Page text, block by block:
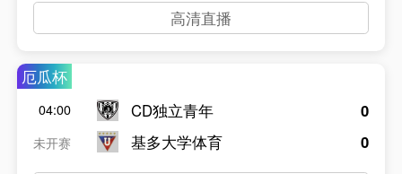
高清直播
厄瓜杯
04:00
未开赛
CD独立青年
基多大学体育
0
0